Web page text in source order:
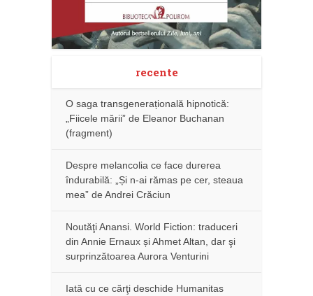
recente
O saga transgenerațională hipnotică:
„Fiicele mării” de Eleanor Buchanan
(fragment)
Despre melancolia ce face durerea
îndurabilă: „Și n-ai rămas pe cer, steaua
mea” de Andrei Crăciun
Noutăţi Anansi. World Fiction: traduceri
din Annie Ernaux și Ahmet Altan, dar şi
surprinzătoarea Aurora Venturini
Iată cu ce cărţi deschide Humanitas